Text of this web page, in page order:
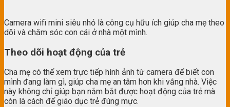
Camera wifi mini siêu nhỏ là công cụ hữu ích giúp cha mẹ theo
dõi và chăm sóc con cái ở nhà một mình.
Theo dõi hoạt động của trẻ
Cha mẹ có thể xem trực tiếp hình ảnh từ camera để biết con
mình đang làm gì, giúp cha mẹ an tâm hơn khi vắng nhà. Việc
này không chỉ giúp bạn nắm bắt được hoạt động của trẻ mà
còn là cách để giáo dục trẻ đúng mực.